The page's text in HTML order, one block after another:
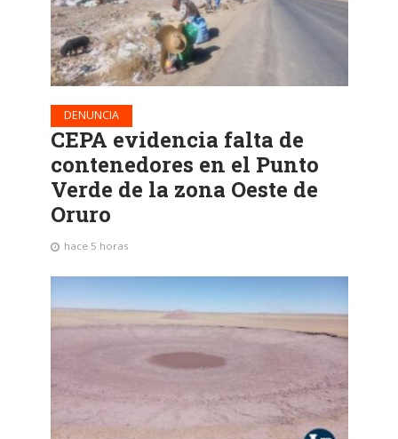
DENUNCIA
CEPA evidencia falta de
contenedores en el Punto
Verde de la zona Oeste de
Oruro
hace 5 horas